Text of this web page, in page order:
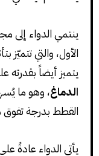
ينتمي الدواء إلى
الأول، والتي تتميّز
يتميز أيضاً بقدرته
الدماغ، وهو ما
القطط بدرجة تفوق
يأتي الدواء عادةً